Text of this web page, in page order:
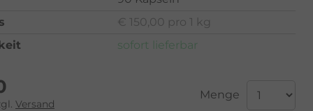
€ 150,00 pro 1 kg
sofort lieferbar
Versand
Menge